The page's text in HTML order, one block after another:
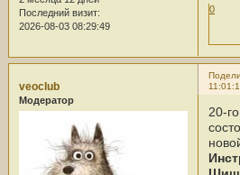
Последний визит:
2026-08-03 08:29:49
0
veoclub
Модератор
20-